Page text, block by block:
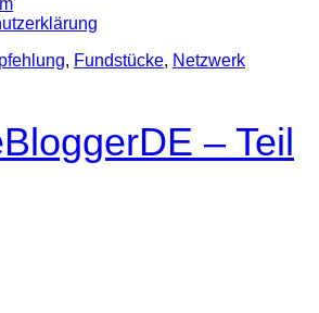
, Fundstücke, Netzwerk
– Teil